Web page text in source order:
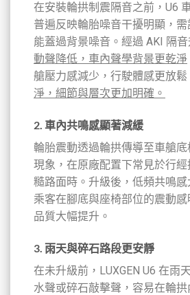
在安裝輪拱制震隔音之前，U6
普遍反映輪胎噪音干擾明顯，
能蓋過背景噪音。經過 AKI 隔音
動聲降低，車內聲學背景更乾淨
艙壓力感減少，行駛體感更放鬆
淨，細節與層次更加明確。
2. 車內共鳴感顯著減緩
輪胎震動透過輪拱傳導至車艙
現象，在原廠配置下常見於行經
糙路面時。升級後，低頻共鳴
乘客在腳底與座椅部位的震動
品質大幅提升。
3. 雨天與碎石路段更安靜
在未升級前，LUXGEN U6 在雨
水聲或碎石敲擊聲，容易在輪